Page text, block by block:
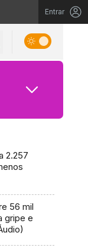
Entrar
2.257
56 mil
gripe e